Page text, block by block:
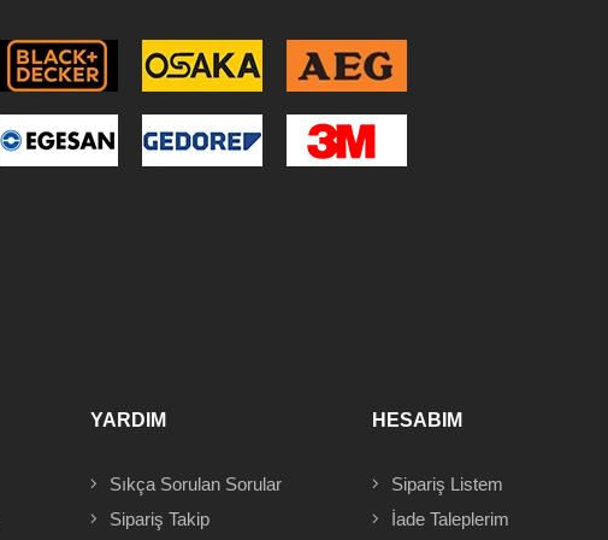
YARDIM
Sıkça Sorulan Sorular
Sipariş Takip
HESABIM
Sipariş Listem
İade Taleplerim